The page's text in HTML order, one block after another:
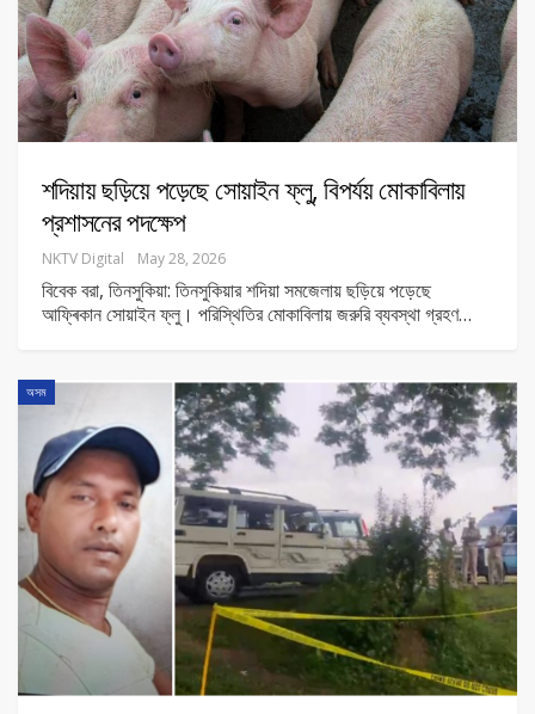
শদিয়ায় ছড়িয়ে পড়েছে সোয়াইন ফ্লু, বিপর্যয় মোকাবিলায়
প্রশাসনের পদক্ষেপ
NKTV Digital May 28, 2026
বিবেক বরা, তিনসুকিয়া: তিনসুকিয়ার শদিয়া সমজেলায় ছড়িয়ে পড়েছে
আফ্ৰিকান সোয়াইন ফ্লু। পরিস্থিতির মোকাবিলায় জরুরি ব্যবস্থা গ্রহণ…
অসম